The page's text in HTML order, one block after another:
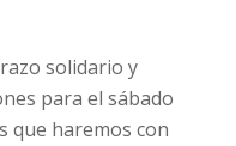
solidario y
para el sábado
que haremos con